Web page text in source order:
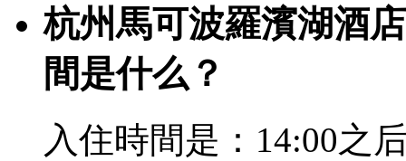
杭州馬可波羅濱湖酒
間是什么？
入住時間是：14:00之